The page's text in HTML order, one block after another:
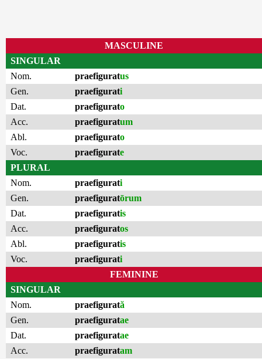
MASCULINE
SINGULAR
Nom.
praefiguratus
Gen.
praefigurati
Dat.
praefigurato
Acc.
praefiguratum
Abl.
praefigurato
Voc.
praefigurate
PLURAL
Nom.
praefigurati
Gen.
praefiguratōrum
Dat.
praefiguratis
Acc.
praefiguratos
Abl.
praefiguratis
Voc.
praefigurati
FEMININE
SINGULAR
Nom.
praefigurată
Gen.
praefiguratae
Dat.
praefiguratae
Acc.
praefiguratam